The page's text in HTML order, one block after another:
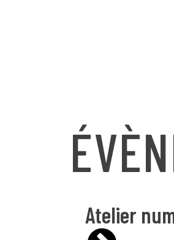
Atelier